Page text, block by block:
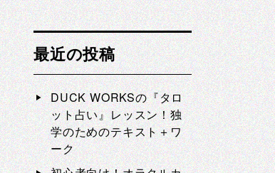
最近の投稿
DUCK WORKSの『タロ
ット占い』レッスン！独
学のためのテキスト＋ワ
ーク